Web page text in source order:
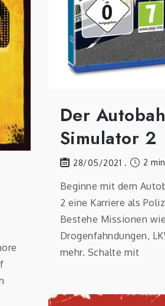
Der
Simulator 2
28/05/2021 2
Beginne mit dem
2 eine Karriere als
Bestehe Missionen
Drogenfahndungen,
mehr. Schalte mit